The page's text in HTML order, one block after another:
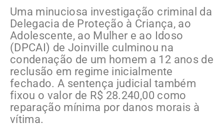
Uma minuciosa investigação criminal da
Delegacia de Proteção à Criança, ao
Adolescente, ao Mulher e ao Idoso
(DPCAI) de Joinville culminou na
condenação de um homem a 12 anos de
reclusão em regime inicialmente
fechado. A sentença judicial também
fixou o valor de R$ 28.240,00 como
reparação mínima por danos morais à
vítima.